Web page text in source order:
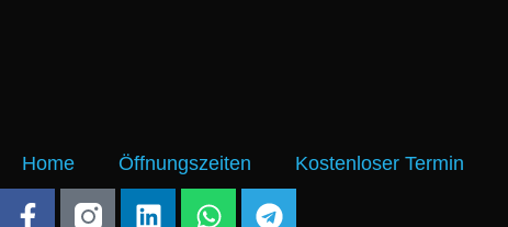
Home Öffnungszeiten Kostenloser Termin